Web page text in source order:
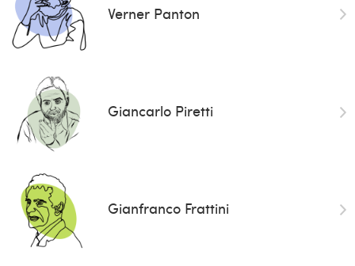
Verner Panton
Giancarlo Piretti
Gianfranco Frattini